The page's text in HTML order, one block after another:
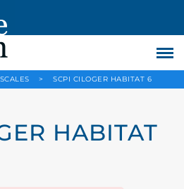
> SCPI CILOGER HABITAT 6
HABITAT